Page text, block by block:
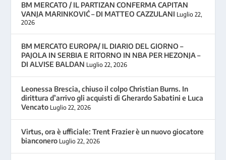
BM MERCATO / IL PARTIZAN CONFERMA CAPITAN
VANJA MARINKOVIĆ – DI MATTEO CAZZULANI Luglio 22,
2026
BM MERCATO EUROPA/ IL DIARIO DEL GIORNO –
PAJOLA IN SERBIA E RITORNO IN NBA PER HEZONJA –
DI ALVISE BALDAN Luglio 22, 2026
Leonessa Brescia, chiuso il colpo Christian Burns. In
dirittura d’arrivo gli acquisti di Gherardo Sabatini e Luca
Vencato Luglio 22, 2026
Virtus, ora è ufficiale: Trent Frazier è un nuovo giocatore
bianconero Luglio 22, 2026